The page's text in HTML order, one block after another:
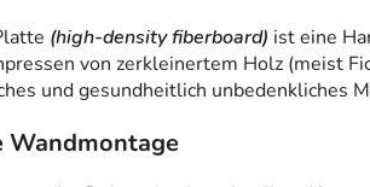
(high-density fiberboard) ist eine
von zerkleinertem Holz (meist
und gesundheitlich unbedenkliches
Wandmontage